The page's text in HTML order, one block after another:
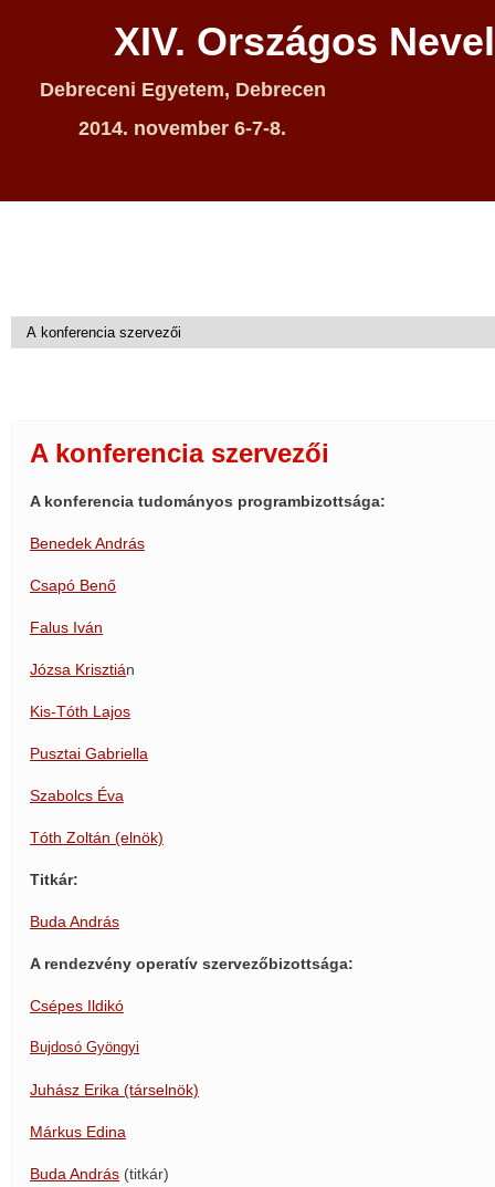
XIV. Országos
Debreceni Egyetem, Debrecen
2014. november 6-7-8.
A konferencia szervezői
A konferencia tudományos programbizottsága:
Benedek András
Csapó Benő
Falus Iván
Józsa Krisztián
Kis-Tóth Lajos
Pusztai Gabriella
Szabolcs Éva
Tóth Zoltán (elnök)
Titkár:
Buda András
A rendezvény operatív szervezőbizottsága:
Csépes Ildikó
Bujdosó Gyöngyi
Juhász Erika (társelnök)
Márkus Edina
Buda András (titkár)